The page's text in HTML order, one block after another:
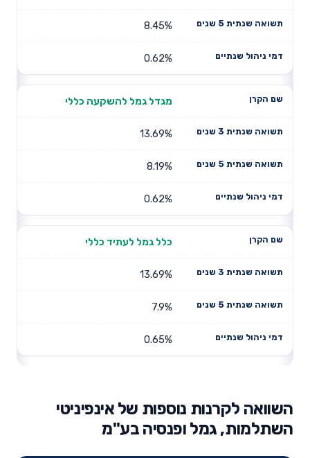
8.45%
0.62%
מגדל גמל להשקעה כללי
13.69%
8.19%
0.62%
כלל גמל לעתיד כללי
13.69%
7.9%
0.65%
השוואה לקרנות נוספות של אינפיניטי
השתלמות, גמל ופנסיה בע"מ